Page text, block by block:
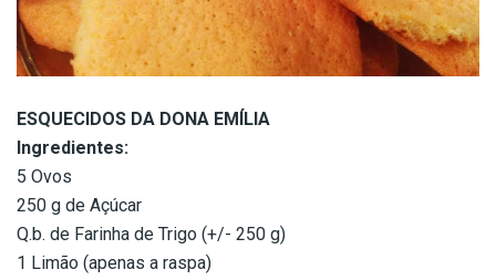
ESQUECIDOS DA DONA EMÍLIA
Ingredientes:
5 Ovos
250 g de Açúcar
Q.b. de Farinha de Trigo (+/- 250 g)
1 Limão (apenas a raspa)